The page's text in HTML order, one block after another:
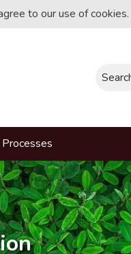
to our use of cookies.
Search
Processes